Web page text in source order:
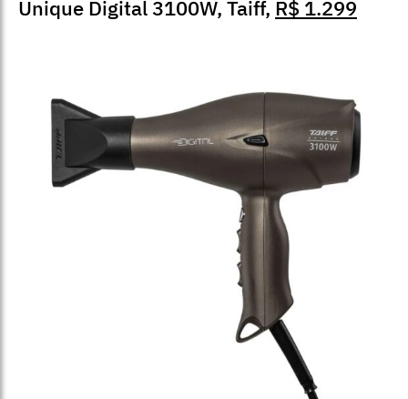
Unique Digital 3100W, Taiff, R$ 1.299